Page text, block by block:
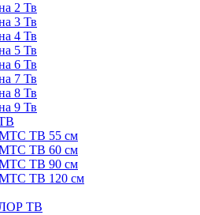
2 Тв
3 Тв
4 Тв
5 Тв
6 Тв
7 Тв
8 Тв
9 Тв
ТВ 55 см
ТВ 60 см
ТВ 90 см
ТВ 120 см
ТВ